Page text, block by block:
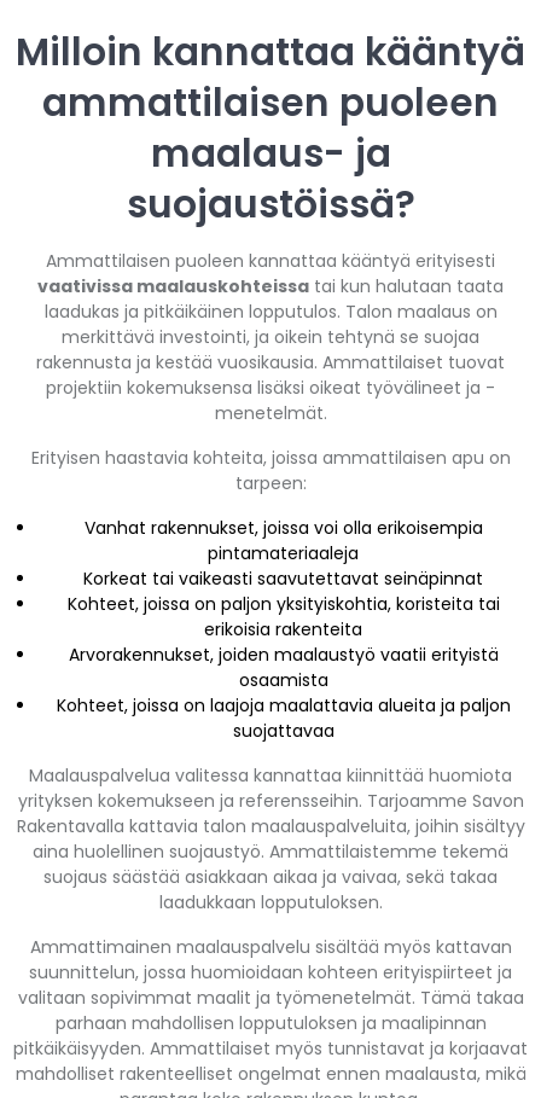
Milloin kannattaa kääntyä
ammattilaisen puoleen
maalaus- ja
suojaustöissä?
Ammattilaisen puoleen kannattaa kääntyä erityisesti
vaativissa maalauskohteissa tai kun halutaan taata
laadukas ja pitkäikäinen lopputulos. Talon maalaus on
merkittävä investointi, ja oikein tehtynä se suojaa
rakennusta ja kestää vuosikausia. Ammattilaiset tuovat
projektiin kokemuksensa lisäksi oikeat työvälineet ja -
menetelmät.
Erityisen haastavia kohteita, joissa ammattilaisen apu on
tarpeen:
Vanhat rakennukset, joissa voi olla erikoisempia
pintamateriaaleja
Korkeat tai vaikeasti saavutettavat seinäpinnat
Kohteet, joissa on paljon yksityiskohtia, koristeita tai
erikoisia rakenteita
Arvorakennukset, joiden maalaustyö vaatii erityistä
osaamista
Kohteet, joissa on laajoja maalattavia alueita ja paljon
suojattavaa
Maalauspalvelua valitessa kannattaa kiinnittää huomiota
yrityksen kokemukseen ja referensseihin. Tarjoamme Savon
Rakentavalla kattavia talon maalauspalveluita, joihin sisältyy
aina huolellinen suojaustyö. Ammattilaistemme tekemä
suojaus säästää asiakkaan aikaa ja vaivaa, sekä takaa
laadukkaan lopputuloksen.
Ammattimainen maalauspalvelu sisältää myös kattavan
suunnittelun, jossa huomioidaan kohteen erityispiirteet ja
valitaan sopivimmat maalit ja työmenetelmät. Tämä takaa
parhaan mahdollisen lopputuloksen ja maalipinnan
pitkäikäisyyden. Ammattilaiset myös tunnistavat ja korjaavat
mahdolliset rakenteelliset ongelmat ennen maalausta, mikä